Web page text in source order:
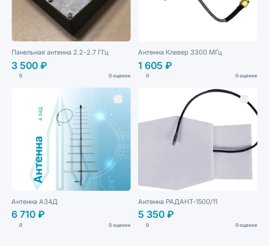
Панельная антенна 2.2-2.7 ГГц
3 500 ₽
0 0 оценок
Антенна Клевер 3300 МГц
1 605 ₽
0 0 оценок
Антенна А34Д
6 710 ₽
0 0 оценок
Антенна РАДАНТ-1500/11
5 350 ₽
0 0 оценок